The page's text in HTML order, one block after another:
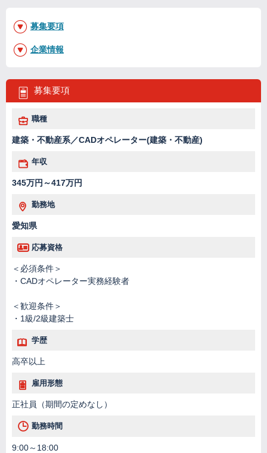
募集要項
職種
建築・不動産系／CADオペレーター(建築・不動産)
年収
345万円～417万円
勤務地
愛知県
応募資格
＜必須条件＞
・CADオペレーター実務経験者
＜歓迎条件＞
・1級/2級建築士
学歴
高卒以上
雇用形態
正社員（期間の定めなし）
勤務時間
9:00～18:00
募集要項
企業情報